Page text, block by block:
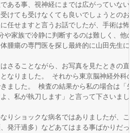
ある事、視神経にまでは広がっていない
けても受けなくても良いでしょうとのお
任せますと言うお話でしたが、手術は怖
や家族で冷静に判断するのは難しく、他の
腫瘍の専門医を探し最終的に山田先生に
さることながら、お写真を見たときの直
なりました。 それから東京脳神経外科の
ました。 検査の結果から私の場合は「先
、私が執刀します」と言って下さいまし
りショックな病名ではありましたが、こ
発汗過多）などあてはまる事ばかりだっ